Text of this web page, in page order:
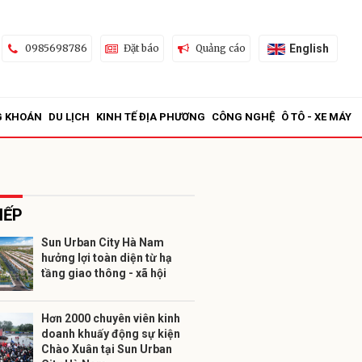
0985698786 Đặt báo Quảng cáo English
KHOÁN DU LỊCH KINH TẾ ĐỊA PHƯƠNG CÔNG NGHỆ Ô TÔ - XE MÁY
Sun Urban City Hà Nam
hưởng lợi toàn diện từ hạ
tầng giao thông - xã hội
Hơn 2000 chuyên viên kinh
doanh khuấy động sự kiện
Chào Xuân tại Sun Urban